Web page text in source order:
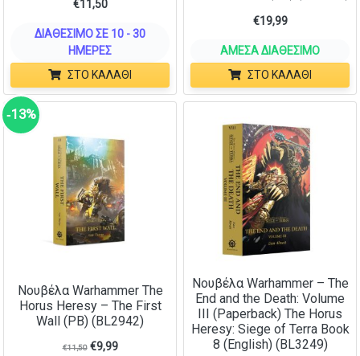
€11,50
ΔΙΑΘΈΣΙΜΟ ΣΕ 10 - 30
ΗΜΈΡΕΣ
ΣΤΟ ΚΑΛΆΘΙ
€19,99
ΆΜΕΣΑ ΔΙΑΘΈΣΙΜΟ
ΣΤΟ ΚΑΛΆΘΙ
‑13%
Νουβέλα Warhammer The
Horus Heresy – The First
Wall (PB) (BL2942)
€11,50 €9,99
Νουβέλα Warhammer – The
End and the Death: Volume
III (Paperback) The Horus
Heresy: Siege of Terra Book
8 (English) (BL3249)